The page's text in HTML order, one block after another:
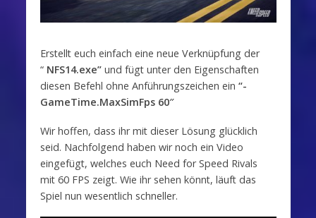
Erstellt euch einfach eine neue Verknüpfung der
“NFS14.exe” und fügt unter den Eigenschaften
diesen Befehl ohne Anführungszeichen ein “-
GameTime.MaxSimFps 60″
Wir hoffen, dass ihr mit dieser Lösung glücklich
seid. Nachfolgend haben wir noch ein Video
eingefügt, welches euch Need for Speed Rivals
mit 60 FPS zeigt. Wie ihr sehen könnt, läuft das
Spiel nun wesentlich schneller.